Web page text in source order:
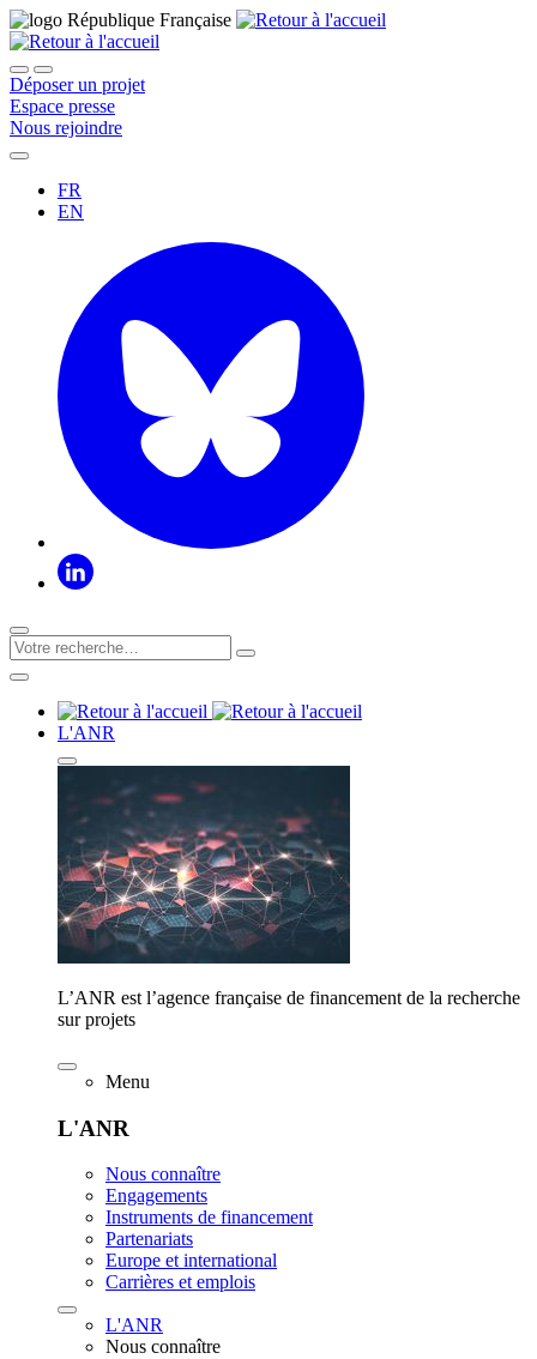
Déposer un projet
Espace presse
Nous rejoindre
FR
EN
L'ANR
L’ANR est l’agence française de financement de la recherche
sur projets
Menu
L'ANR
Nous connaître
Engagements
Instruments de financement
Partenariats
Europe et international
Carrières et emplois
L'ANR
Nous connaître